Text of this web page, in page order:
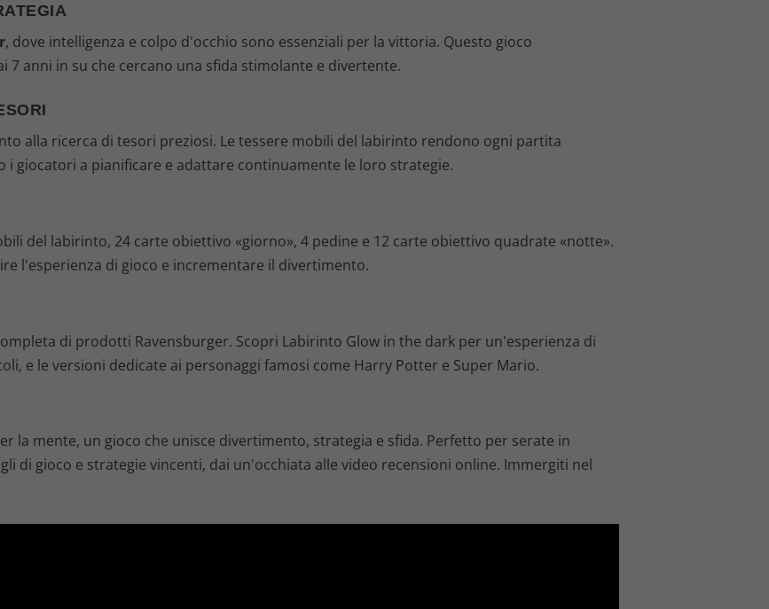
9
9
.
, dove intelligenza e colpo d'occhio sono essenziali per la vittoria. Questo gioco
anni in su che cercano una sfida stimolante e divertente.
alla ricerca di tesori preziosi. Le tessere mobili del labirinto rendono ogni partita
giocatori a pianificare e adattare continuamente le loro strategie.
del labirinto, 24 carte obiettivo «giorno», 4 pedine e 12 carte obiettivo quadrate «notte».
l'esperienza di gioco e incrementare il divertimento.
di prodotti Ravensburger. Scopri Labirinto Glow in the dark per un'esperienza di
e le versioni dedicate ai personaggi famosi come Harry Potter e Super Mario.
la mente, un gioco che unisce divertimento, strategia e sfida. Perfetto per serate in
di gioco e strategie vincenti, dai un'occhiata alle video recensioni online. Immergiti nel